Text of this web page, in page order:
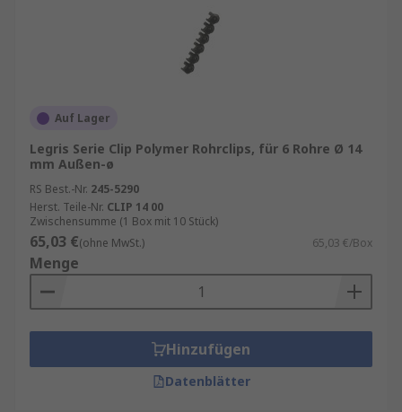
Auf Lager
Legris Serie Clip Polymer Rohrclips, für 6 Rohre Ø 14
mm Außen-ø
RS Best.-Nr. 245-5290
Herst. Teile-Nr. CLIP 14 00
Zwischensumme (1 Box mit 10 Stück)
65,03 €(ohne MwSt.) 65,03 €/Box
Menge
Hinzufügen
Datenblätter